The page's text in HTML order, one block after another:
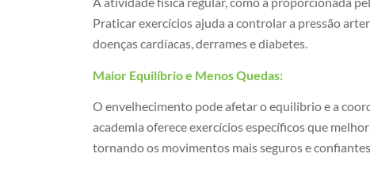
Praticar exercícios ajuda a controlar a pressão
doenças cardíacas, derrames e diabetes.
Maior Equilíbrio e Menos Quedas:
O envelhecimento pode afetar o equilíbrio e a
academia oferece exercícios específicos que
tornando os movimentos mais seguros e